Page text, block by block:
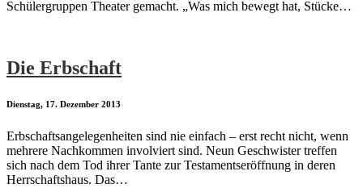
Schülergruppen Theater gemacht. „Was mich bewegt hat, Stücke…
Die Erbschaft
Dienstag, 17. Dezember 2013
Erbschaftsangelegenheiten sind nie einfach – erst recht nicht, wenn
mehrere Nachkommen involviert sind. Neun Geschwister treffen
sich nach dem Tod ihrer Tante zur Testamentseröffnung in deren
Herrschaftshaus. Das…